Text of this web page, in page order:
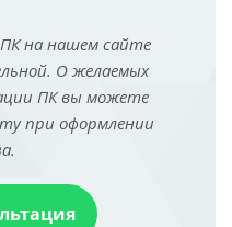
на нашем сайте
О желаемых
ПК вы можете
при оформлении